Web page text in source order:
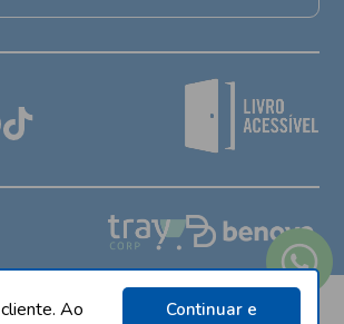
sem aviso prévio.
Ao
Continuar e